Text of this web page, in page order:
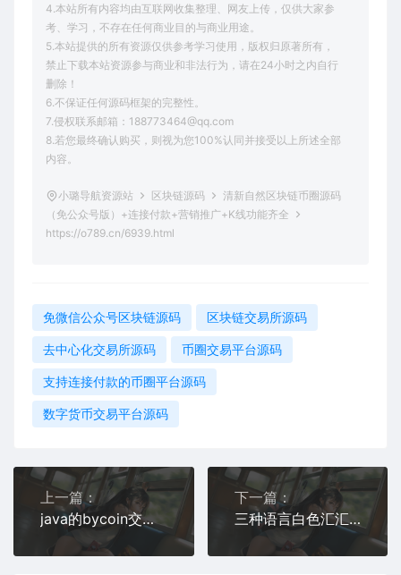
4.本站所有内容均由互联网收集整理、网友上传，仅供大家参
考、学习，不存在任何商业目的与商业用途。
5.本站提供的所有资源仅供参考学习使用，版权归原著所有，
禁止下载本站资源参与商业和非法行为，请在24小时之内自行
删除！
6.不保证任何源码框架的完整性。
7.侵权联系邮箱：188773464@qq.com
8.若您最终确认购买，则视为您100%认同并接受以上所述全部
内容。
小璐导航资源站 区块链源码
清新自然区块链币圈源码
（免公众号版）+连接付款+营销推广+K线功能齐全
https://o789.cn/6939.html
免微信公众号区块链源码 区块链交易所源码
去中心化交易所源码 币圈交易平台源码
支持连接付款的币圈平台源码
数字货币交易平台源码
上一篇：
java的bycoin交易所源码/服务器打包
下一篇：
三种语言白色汇汇通微盘程序源码